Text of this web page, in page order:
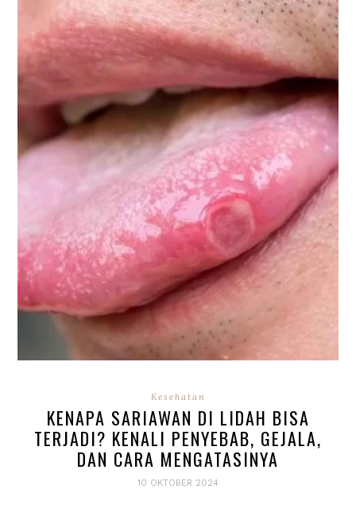
Kesehatan
KENAPA SARIAWAN DI LIDAH BISA
TERJADI? KENALI PENYEBAB, GEJALA,
DAN CARA MENGATASINYA
10 OKTOBER 2024